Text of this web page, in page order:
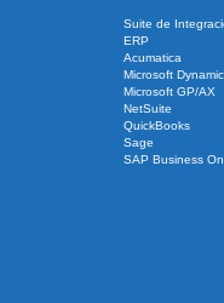
Suite de
ERP
Acumatica
Microsoft
Microsoft GP/AX
NetSuite
QuickBooks
Sage
SAP Business